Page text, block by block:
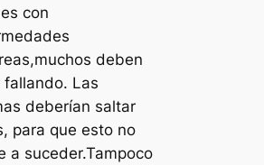
con
deben
fallando. Las
deberían saltar
para que esto no
a suceder.Tampoco